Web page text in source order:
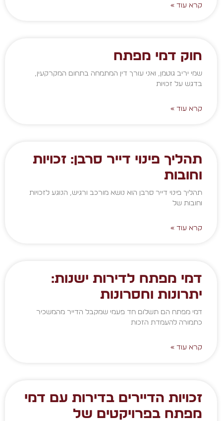
קרא עוד »
חוק דמי מפתח
שמי יריב גוטמן, ואני עורך דין המתמחה בתחום המקרקעין,
בדגש על זכויות
קרא עוד »
תהליך פינוי דייר סרבן: זכויות
וחובות
תהליך פינוי דייר סרבן הוא נושא מורכב ורגיש, הנוגע לזכויות
וחובות של
קרא עוד »
דמי מפתח לדירות ישנות:
יתרונות וחסרונות
דמי מפתח הם תשלום חד פעמי שמקבל הדייר מהמשכיר
כתמורה להעמדת הזכות
קרא עוד »
זכויות הדיירים בדירות עם דמי
מפתח בפרויקטים של